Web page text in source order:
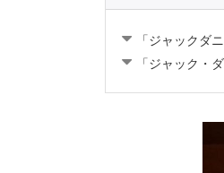
「ジャックダ
「ジャック・